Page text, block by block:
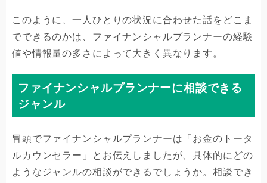
このように、一人ひとりの状況に合わせた話をどこま
でできるのかは、ファイナンシャルプランナーの経験
値や情報量の多さによって大きく異なります。
ファイナンシャルプランナーに相談できる
ジャンル
冒頭でファイナンシャルプランナーは「お金のトータ
ルカウンセラー」とお伝えしましたが、具体的にどの
ようなジャンルの相談ができるでしょうか。相談でき